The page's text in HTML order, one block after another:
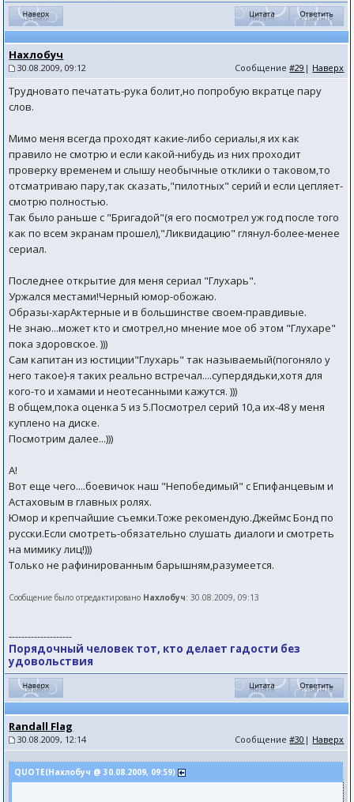
Нахлобуч
30.08.2009, 09:12 Сообщение#29 | Наверх
Трудновато печатать-рука болит,но попробую вкратце пару
слов.
Мимо меня всегда проходят какие-либо сериалы,я их как
правило не смотрю и если какой-нибудь из них проходит
проверку временем и слышу необычные отклики о таковом,то
отсматриваю пару,так сказать,"пилотных" серий и если цепляет-
смотрю полностью.
Так было раньше с "Бригадой"(я его посмотрел уж год после того
как по всем экранам прошел),"Ликвидацию" глянул-более-менее
сериал.
Последнее открытие для меня сериал "Глухарь".
Уржался местами!Черный юмор-обожаю.
Образы-харАктерные и в большинстве своем-правдивые.
Не знаю...может кто и смотрел,но мнение мое об этом "Глухаре"
пока здоровское. )))
Сам капитан из юстиции"Глухарь" так называемый(погоняло у
него такое)-я таких реально встречал....супердядьки,хотя для
кого-то и хамами и неотесанными кажутся. )))
В общем,пока оценка 5 из 5.Посмотрел серий 10,а их-48 у меня
куплено на диске.
Посмотрим далее...)))
А!
Вот еще чего....боевичок наш "Непобедимый" с Епифанцевым и
Астаховым в главных ролях.
Юмор и крепчайшие съемки.Тоже рекомендую.Джеймс Бонд по
русски.Если смотреть-обязательно слушать диалоги и смотреть
на мимику лиц!)))
Только не рафинированным барышням,разумеется.
Сообщение было отредактировано Нахлобуч: 30.08.2009, 09:13
--------------------
Порядочный человек тот, кто делает гадости без
удовольствия
Randall Flag
30.08.2009, 12:14 Сообщение#30 | Наверх
QUOTE(Нахлобуч @ 30.08.2009, 09:59)